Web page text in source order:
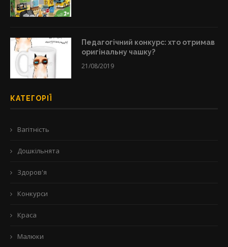
Педагогічний конкурс: хто отримав
оригінальну чашку?
21/08/2019
КАТЕГОРІЇ
Вагітність
Дошкільнята
Здоров'я
Конкурси
Краса
Малюки